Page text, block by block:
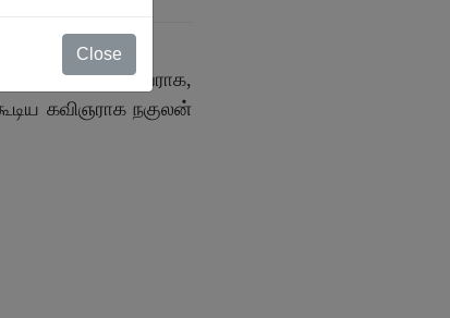
Close
கவிஞராக நகுலன்